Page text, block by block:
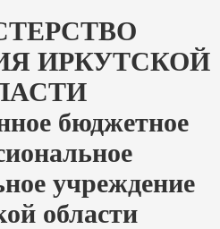
ИРКУТСКОЙ
бюджетное
учреждение
области